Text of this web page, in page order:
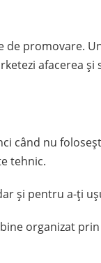
promovare.
afacerea și
când nu
tehnic.
și pentru a-ți
organizat